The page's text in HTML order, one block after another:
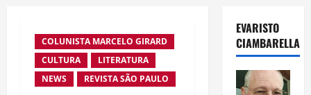
COLUNISTA MARCELO GIRARD
CULTURA
LITERATURA
NEWS
REVISTA SÃO PAULO
EVARISTO
CIAMBARELLA